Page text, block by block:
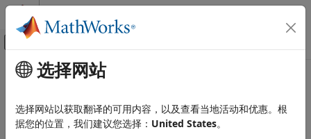
跳到内容
画布外导航菜单切换
文档主页
Optimization Toolbox
主要内容
本页采用了机器翻译。点击此处可查看最新英文版本。
基于求解器的优化问题设置
选择网站
选择网站以获取翻译的可用内容，以及查看当地活动和优惠。根
据您的位置，我们建议您选择： United States。